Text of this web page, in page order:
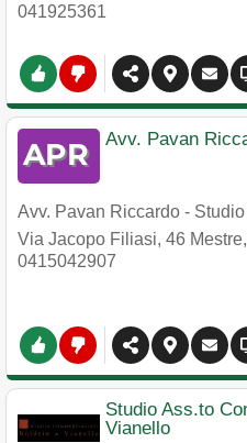
041925361
Avv. Pavan
Avv. Pavan Riccardo -
Via Jacopo Filiasi, 46 Mestre,
0415042907
Studio Ass.to
Vianello